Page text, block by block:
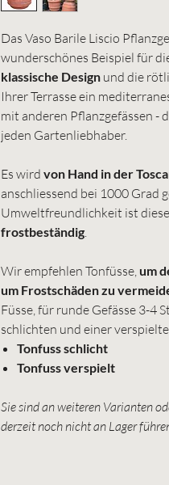
Das Vaso Barile Liscio
wunderschönes Beispiel für
klassische Design und die
Ihrer Terrasse ein
mit anderen Pflanzgefässen -
jeden Gartenliebhaber.
Es wird von Hand in der
anschliessend bei 1000 Grad
Umweltfreundlichkeit ist
frostbeständig
Wir empfehlen Tonfüsse, um
um Frostschäden zu
Füsse, für runde Gefässe 3-4
schlichten und einer
Tonfuss schlicht
Tonfuss verspielt
Sie sind an weiteren Varianten
derzeit noch nicht an Lager